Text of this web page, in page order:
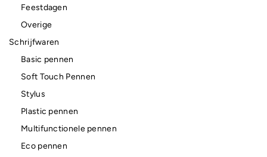
Feestdagen
Overige
Schrijfwaren
Basic pennen
Soft Touch Pennen
Stylus
Plastic pennen
Multifunctionele pennen
Eco pennen